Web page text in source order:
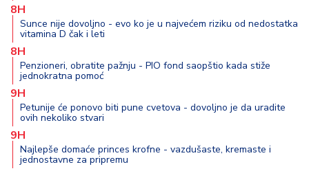
8H
Sunce nije dovoljno - evo ko je u najvećem riziku od nedostatka
vitamina D čak i leti
8H
Penzioneri, obratite pažnju - PIO fond saopštio kada stiže
jednokratna pomoć
9H
Petunije će ponovo biti pune cvetova - dovoljno je da uradite
ovih nekoliko stvari
9H
Najlepše domaće princes krofne - vazdušaste, kremaste i
jednostavne za pripremu